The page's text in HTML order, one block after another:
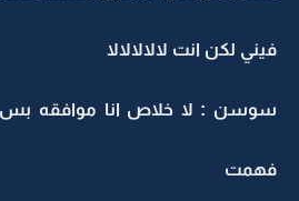
فيني لكن انت لالالالالا
سوسن : لا خلاص انا موافقه
فهمت